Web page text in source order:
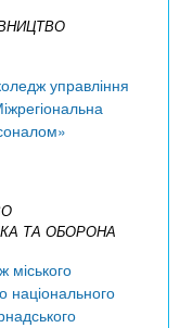
управління
ТА ОБОРОНА
міського
національного